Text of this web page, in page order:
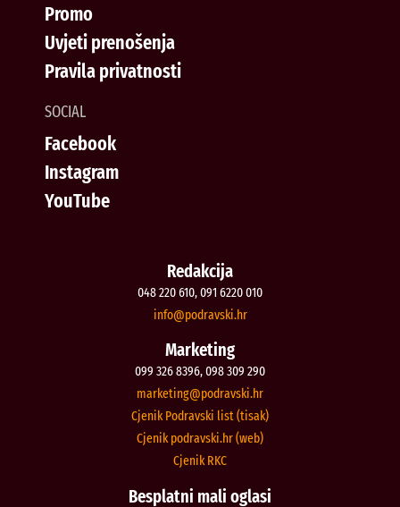
Promo
Uvjeti prenošenja
Pravila privatnosti
SOCIAL
Facebook
Instagram
YouTube
Redakcija
048 220 610, 091 6220 010
rh.iksvardop
@ofni
Marketing
099 326 8396, 098 309 290
rh.iksvardop
@gnitekram
Cjenik Podravski list (tisak)
Cjenik podravski.hr (web)
Cjenik RKC
Besplatni mali oglasi